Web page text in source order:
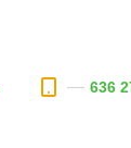
636